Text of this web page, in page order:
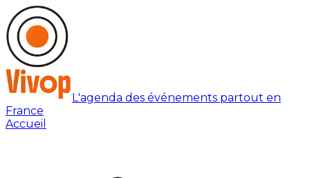
L'agenda des événements partout en
France
Accueil